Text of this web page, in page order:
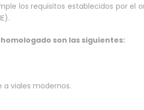
los requisitos establecidos por el
son las siguientes:
viales modernos.